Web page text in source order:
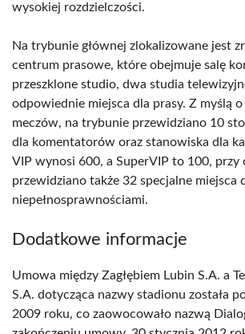
wysokiej rozdzielczości.
Na trybunie głównej zlokalizowane jest
centrum prasowe, które obejmuje salę
przeszklone studio, dwa studia
odpowiednie miejsca dla prasy. Z myślą
meczów, na trybunie przewidziano 10
dla komentatorów oraz stanowiska dla
VIP wynosi 600, a SuperVIP to 100, przy
przewidziano także 32 specjalne miejsca
niepełnosprawnościami.
Dodatkowe informacje
Umowa między Zagłębiem Lubin S.A. a
S.A. dotycząca nazwy stadionu została
2009 roku, co zaowocowało nazwą